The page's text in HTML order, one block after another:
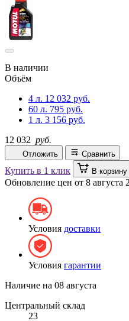
В наличии
Объём
4 л. 12 032 руб.
60 л. 795 руб.
1 л. 3 156 руб.
12 032 руб.
Отложить Сравнить
Купить в 1 клик В корзину
Обновление цен от 8 августа
Условия доставки
Условия гарантии
Наличие на 08 августа
Центральный склад
23